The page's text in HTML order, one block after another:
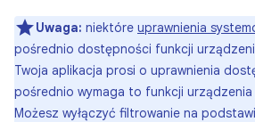
Uwaga: niektóre uprawnienia
pośrednio dostępności funkcji
Twoja aplikacja prosi o uprawnienia
pośrednio wymaga to funkcji urządzenia
Możesz wyłączyć filtrowanie na